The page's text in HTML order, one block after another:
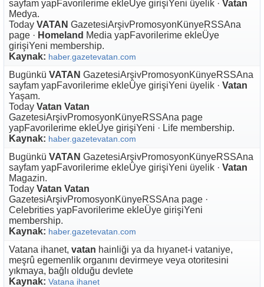
sayfam yapFavorilerime ekleÜye girişiYeni üyelik · Vatan
Medya.
Today VATAN GazetesiArşivPromosyonKünyeRSSAna
page · Homeland Media yapFavorilerime ekleÜye
girişiYeni membership.
Kaynak: haber.gazetevatan.com
Bugünkü VATAN GazetesiArşivPromosyonKünyeRSSAna
sayfam yapFavorilerime ekleÜye girişiYeni üyelik · Vatan
Yaşam.
Today Vatan Vatan
GazetesiArşivPromosyonKünyeRSSAna page
yapFavorilerime ekleÜye girişiYeni · Life membership.
Kaynak: haber.gazetevatan.com
Bugünkü VATAN GazetesiArşivPromosyonKünyeRSSAna
sayfam yapFavorilerime ekleÜye girişiYeni üyelik · Vatan
Magazin.
Today Vatan Vatan
GazetesiArşivPromosyonKünyeRSSAna page ·
Celebrities yapFavorilerime ekleÜye girişiYeni
membership.
Kaynak: haber.gazetevatan.com
Vatana ihanet, vatan hainliği ya da hıyanet-i vataniye,
meşrû egemenlik organını devirmeye veya otoritesini
yıkmaya, bağlı olduğu devlete
Kaynak: Vatana ihanet